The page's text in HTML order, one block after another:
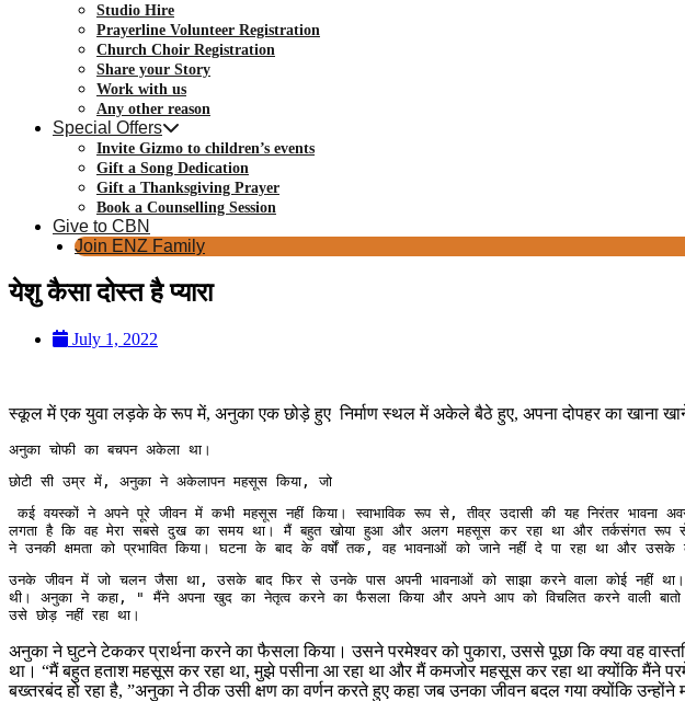
Studio Hire
Prayerline Volunteer Registration
Church Choir Registration
Share your Story
Work with us
Any other reason
Special Offers
Invite Gizmo to children’s events
Gift a Song Dedication
Gift a Thanksgiving Prayer
Book a Counselling Session
Give to CBN
Join ENZ Family
येशु कैसा दोस्त है प्यारा
July 1, 2022
स्कूल में एक युवा लड़के के रूप में, अनुका एक छोड़े हुए निर्माण स्थल में अकेले बैठे हुए, अपना दोपहर का खाना
अनुका चोफी का बचपन अकेला था।
छोटी सी उम्र में, अनुका ने अकेलापन महसूस किया, जो
कई वयस्कों ने अपने पूरे जीवन में कभी महसूस नहीं किया। स्वाभाविक रूप से, तीव्र उदासी की यह निरंतर भावना अवसाद में विकसित होने लगी। इसी समय, उसे एक लड़की से भी प्यार हो गया, लेकिन अस्वीकृति के बाद  उसे अस्वीकृति मिली। "मुझे
लगता है कि वह मेरा सबसे दुख का समय था। मैं बहुत खोया हुआ और अलग महसूस कर रहा था और तर्कसंगत रूप
ने उनकी क्षमता को प्रभावित किया। घटना के बाद के वर्षों तक, वह भावनाओं को जाने नहीं दे पा रहा था और उसके
उनके जीवन में जो चलन जैसा था, उसके बाद फिर से उनके पास अपनी भावनाओं को साझा करने वाला कोई नहीं
थी। अनुका ने कहा, " मैंने अपना खुद का नेतृत्व करने का फैसला किया और अपने आप को विचलित करने वाली
उसे छोड़ नहीं रहा था।
अनुका ने घुटने टेककर प्रार्थना करने का फैसला किया। उसने परमेश्वर को पुकारा, उससे पूछा कि क्या वह
था। “मैं बहुत हताश महसूस कर रहा था, मुझे पसीना आ रहा था और मैं कमजोर महसूस कर रहा था क्योंकि
बख्तरबंद हो रहा है, ”अनुका ने ठीक उसी क्षण का वर्णन करते हुए कहा जब उनका जीवन बदल गया क्योंकि